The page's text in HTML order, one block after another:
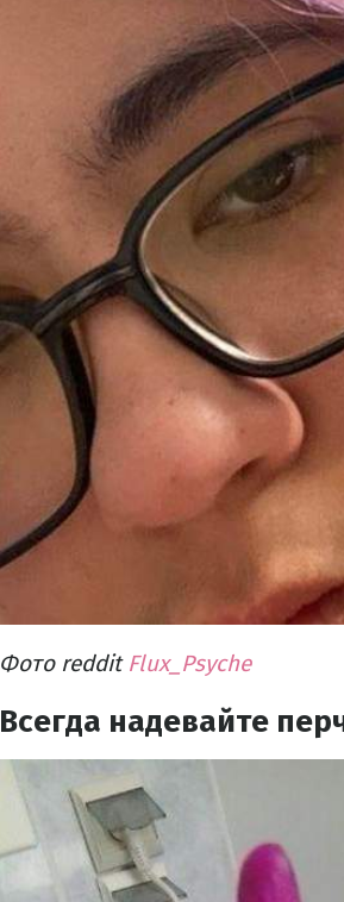
Фото reddit Flux_Psyche
Всегда надевайте